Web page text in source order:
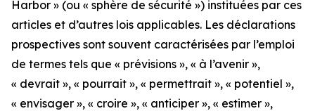
Harbor » (ou « sphère de sécurité ») instituées par ces
articles et d’autres lois applicables. Les déclarations
prospectives sont souvent caractérisées par l’emploi
de termes tels que « prévisions », « à l’avenir »,
« devrait », « pourrait », « permettrait », « potentiel »,
« envisager », « croire », « anticiper », « estimer »,